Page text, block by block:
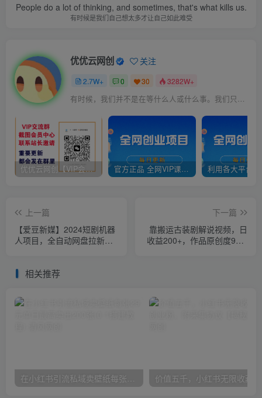
People do a lot of thinking, and sometimes, that's what kills us.
有时候是我们自己想太多才让自己如此难受
优优云网创 关注
2.7W+ 0 30 3282W+
有时候，我们并不是在等什么人或什么事。我们只是在静待岁月改变自己
优优云网创【VIP会员专属交流群】 官方正品 全网VIP课程 无损下载~
上一篇
【爱豆新媒】2024短剧机器
人项目，全自动网盘拉新，
下一篇
靠搬运古装剧解说视频，日
收益200+，作品原创度90%
相关推荐
在小红书引流私域卖壁纸每张29元单日最高卖出200张(0-1搭建教程)